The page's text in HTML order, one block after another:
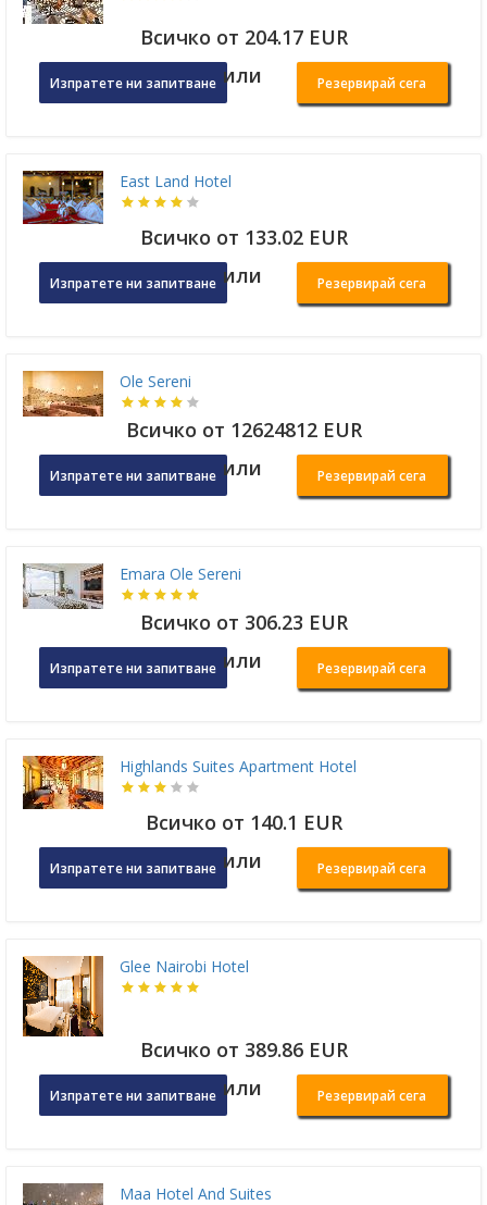
Всичко от 204.17 EUR
Изпратете ни запитване или Резервирай сега
East Land Hotel
Всичко от 133.02 EUR
Изпратете ни запитване или Резервирай сега
Ole Sereni
Всичко от 12624812 EUR
Изпратете ни запитване или Резервирай сега
Emara Ole Sereni
Всичко от 306.23 EUR
Изпратете ни запитване или Резервирай сега
Highlands Suites Apartment Hotel
Всичко от 140.1 EUR
Изпратете ни запитване или Резервирай сега
Glee Nairobi Hotel
Всичко от 389.86 EUR
Изпратете ни запитване или Резервирай сега
Maa Hotel And Suites